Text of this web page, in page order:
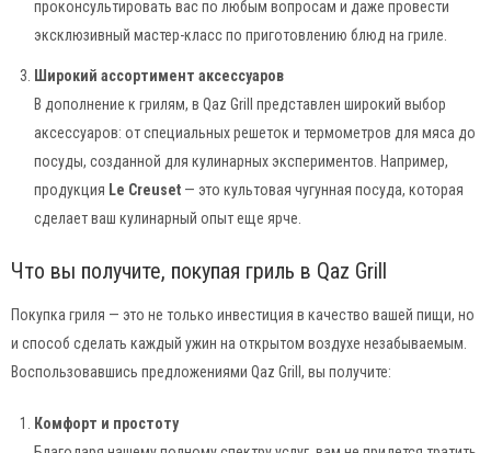
проконсультировать вас по любым вопросам и даже провести
эксклюзивный мастер-класс по приготовлению блюд на гриле.
Широкий ассортимент аксессуаров
В дополнение к грилям, в Qaz Grill представлен широкий выбор
аксессуаров: от специальных решеток и термометров для мяса до
посуды, созданной для кулинарных экспериментов. Например,
продукция Le Creuset — это культовая чугунная посуда, которая
сделает ваш кулинарный опыт еще ярче.
Что вы получите, покупая гриль в Qaz Grill
Покупка гриля — это не только инвестиция в качество вашей пищи, но
и способ сделать каждый ужин на открытом воздухе незабываемым.
Воспользовавшись предложениями Qaz Grill, вы получите:
Комфорт и простоту